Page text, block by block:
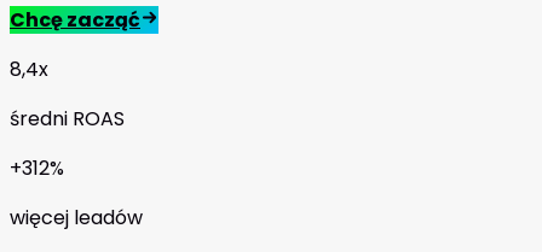
Chcę zacząć
8,4x
średni ROAS
+312%
więcej leadów